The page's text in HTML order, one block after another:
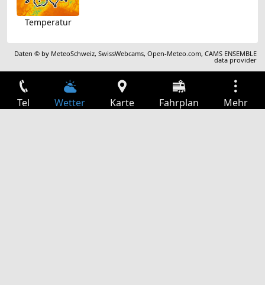
Temperatur
Daten © by MeteoSchweiz,SwissWebcams,Open-Meteo.com,CAMS ENSEMBLE
data provider
Tel Wetter Karte Fahrplan Mehr